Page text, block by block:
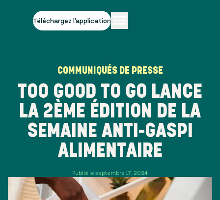
Téléchargez l'application
COMMUNIQUÉS DE PRESSE
TOO GOOD TO GO LANCE
LA 2ÈME ÉDITION DE LA
SEMAINE ANTI-GASPI
ALIMENTAIRE
Publié le septembre 17, 2024